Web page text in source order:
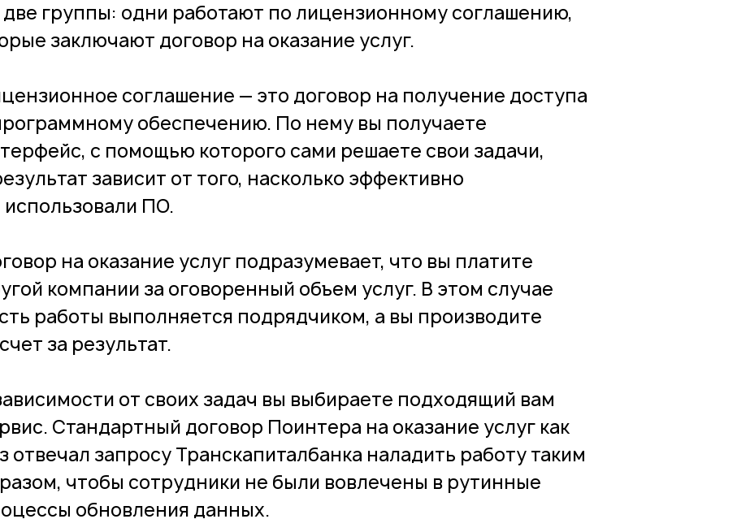
две группы: одни работают по лицензионному соглашению,
заключают договор на оказание услуг.
соглашение — это договор на получение доступа
обеспечению. По нему вы получаете
с помощью которого сами решаете свои задачи,
зависит от того, насколько эффективно
использовали ПО.
на оказание услуг подразумевает, что вы платите
компании за оговоренный объем услуг. В этом случае
работы выполняется подрядчиком, а вы производите
за результат.
от своих задач вы выбираете подходящий вам
Стандартный договор Поинтера на оказание услуг как
отвечал запросу Транскапиталбанка наладить работу таким
чтобы сотрудники не были вовлечены в рутинные
обновления данных.